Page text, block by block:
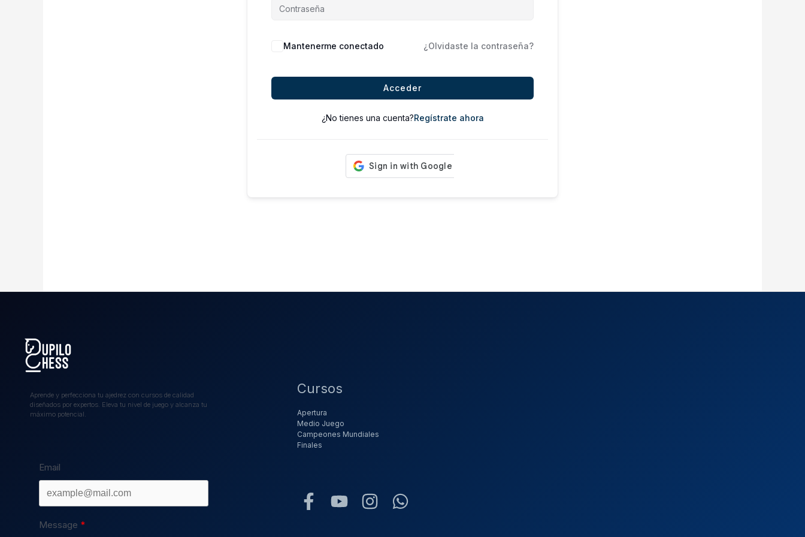
Mantenerme conectado ¿Olvidaste la contraseña?
Acceder
¿No tienes una cuenta?Regístrate ahora
Aprende y perfecciona tu ajedrez con cursos de calidad
diseñados por expertos. Eleva tu nivel de juego y alcanza tu
máximo potencial.
Email
Message
Cursos
Apertura
Medio Juego
Campeones Mundiales
Finales